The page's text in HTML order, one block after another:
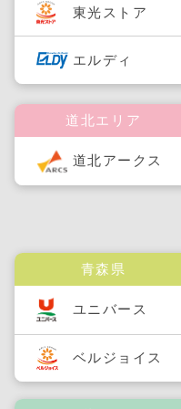
東光ストア
エルディ
道北エリア
道北アークス
青森県
ユニバース
ベルジョイス